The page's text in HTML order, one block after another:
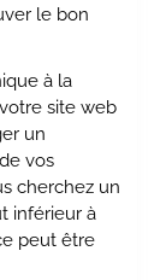
le bon
à la
site web
un
vos
cherchez un
inférieur à
peut être